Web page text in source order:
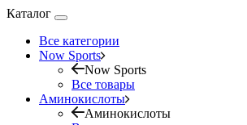
Каталог
Все категории
Now Sports
Now Sports
Все товары
Аминокислоты
Аминокислоты